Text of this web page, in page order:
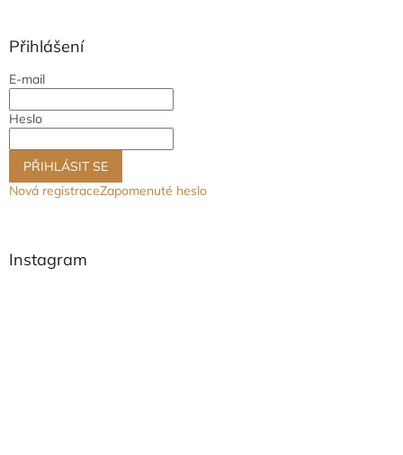
Přihlášení
E-mail
Heslo
PŘIHLÁSIT SE
Nová registraceZapomenuté heslo
Instagram